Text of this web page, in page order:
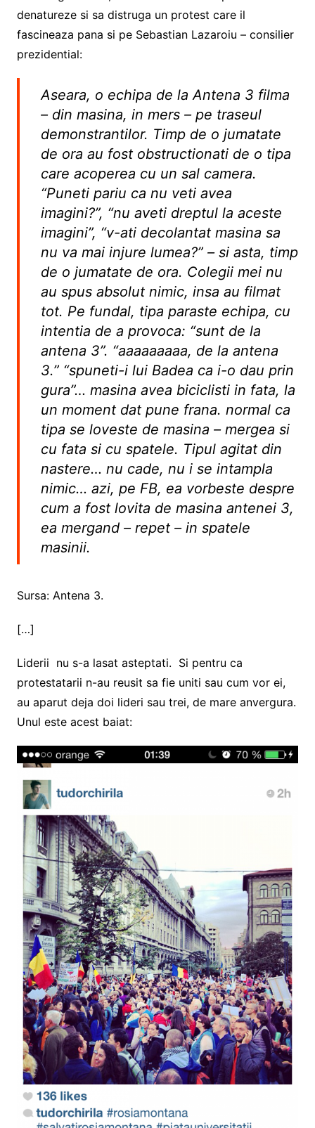
denatureze si sa distruga un protest care il
fascineaza pana si pe Sebastian Lazaroiu – consilier
prezidential:
Aseara, o echipa de la Antena 3 filma
– din masina, in mers – pe traseul
demonstrantilor. Timp de o jumatate
de ora au fost obstructionati de o tipa
care acoperea cu un sal camera.
“Puneti pariu ca nu veti avea
imagini?”, “nu aveti dreptul la aceste
imagini”, “v-ati decolantat masina sa
nu va mai injure lumea?” – si asta, timp
de o jumatate de ora. Colegii mei nu
au spus absolut nimic, insa au filmat
tot. Pe fundal, tipa paraste echipa, cu
intentia de a provoca: “sunt de la
antena 3”. “aaaaaaaaa, de la antena
3.” “spuneti-i lui Badea ca i-o dau prin
gura”… masina avea biciclisti in fata, la
un moment dat pune frana. normal ca
tipa se loveste de masina – mergea si
cu fata si cu spatele. Tipul agitat din
nastere… nu cade, nu i se intampla
nimic… azi, pe FB, ea vorbeste despre
cum a fost lovita de masina antenei 3,
ea mergand – repet – in spatele
masinii.
Sursa: Antena 3.
[…]
Liderii nu s-a lasat asteptati. Si pentru ca
protestatarii n-au reusit sa fie uniti sau cum vor ei,
au aparut deja doi lideri sau trei, de mare anvergura.
Unul este acest baiat: